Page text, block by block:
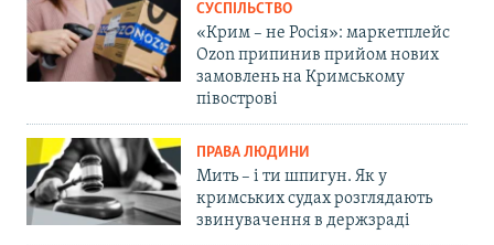
СУСПІЛЬСТВО
«Крим – не Росія»: маркетплейс
Ozon припинив прийом нових
замовлень на Кримському
півострові
ПРАВА ЛЮДИНИ
Мить – і ти шпигун. Як у
кримських судах розглядають
звинувачення в держзраді